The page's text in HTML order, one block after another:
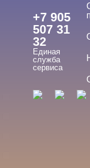
ТИПЫ ГЕЛЕЙ
База
+7 905
507 31
32
Единая
служба
сервиса